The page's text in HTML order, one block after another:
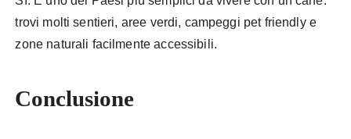
trovi molti sentieri, aree verdi, campeggi pet friendly e
zone naturali facilmente accessibili.
Conclusione